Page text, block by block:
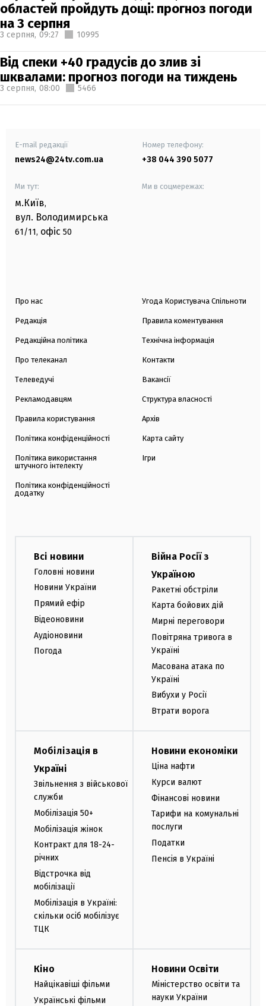
областей пройдуть дощі: прогноз погоди
на 3 серпня
3 серпня, 09:27 10995
Від спеки +40 градусів до злив зі
шквалами: прогноз погоди на тиждень
3 серпня, 08:00 5466
E-mail редакції
news24@24tv.com.ua
Номер телефону:
+38 044 390 5077
Ми тут:
м.Київ,
вул. Володимирська
61/11, офіс 50
Ми в соцмережах:
Про нас
Редакція
Редакційна політика
Про телеканал
Телеведучі
Рекламодавцям
Правила користування
Політика конфіденційності
Політика використання
штучного інтелекту
Політика конфіденційності
додатку
Угода Користувача Спільноти
Правила коментування
Технічна інформація
Контакти
Вакансії
Структура власності
Архів
Карта сайту
Ігри
Всі новини
Головні новини
Новини України
Прямий ефір
Відеоновини
Аудіоновини
Погода
Війна Росії з
Україною
Ракетні обстріли
Карта бойових дій
Мирні переговори
Повітряна тривога в
Україні
Масована атака по
Україні
Вибухи у Росії
Втрати ворога
Мобілізація в
Україні
Звільнення з військової
служби
Мобілізація 50+
Мобілізація жінок
Контракт для 18-24-
річних
Відстрочка від
мобілізації
Мобілізація в Україні:
скільки осіб мобілізує
ТЦК
Новини економіки
Ціна нафти
Курси валют
Фінансові новини
Тарифи на комунальні
послуги
Податки
Пенсія в Україні
Кіно
Найцікавіші фільми
Українські фільми
Новини Освіти
Міністерство освіти та
науки України